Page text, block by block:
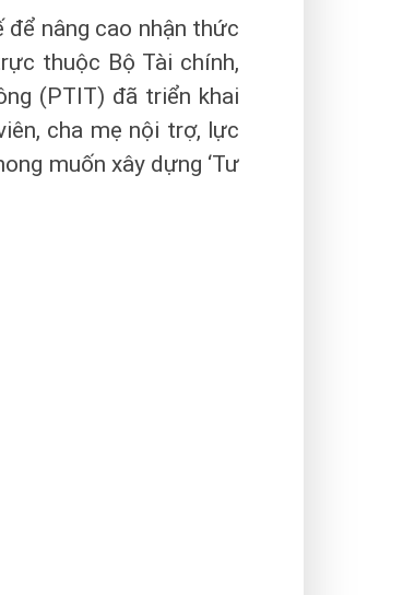
nâng cao nhận thức
thuộc Bộ Tài chính,
(PTIT) đã triển khai
cha mẹ nội trợ, lực
muốn xây dựng ‘Tư